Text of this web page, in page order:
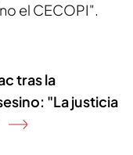
el CECOPI".
tras la
"La justicia